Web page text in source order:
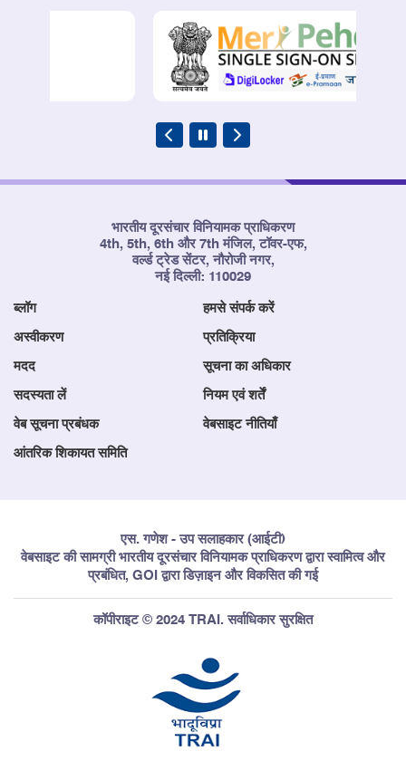
भारतीय दूरसंचार विनियामक प्राधिकरण
4th, 5th, 6th और 7th मंजिल, टॉवर-एफ,
वर्ल्ड ट्रेड सेंटर, नौरोजी नगर,
नई दिल्ली: 110029
ब्लॉग हमसे संपर्क करें
अस्वीकरण प्रतिक्रिया
मदद सूचना का अधिकार
सदस्यता लें नियम एवं शर्तें
वेब सूचना प्रबंधक वेबसाइट नीतियाँ
आंतरिक शिकायत समिति
एस. गणेश - उप सलाहकार (आईटी)
वेबसाइट की सामग्री भारतीय दूरसंचार विनियामक प्राधिकरण द्वारा स्वामित्व और
प्रबंधित, GOI द्वारा डिज़ाइन और विकसित की गई
कॉपीराइट © 2024 TRAI. सर्वाधिकार सुरक्षित